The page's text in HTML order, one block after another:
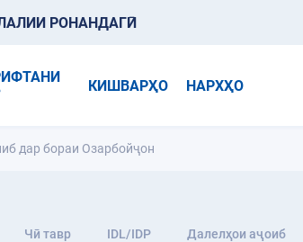
РОНАНДАГӢ
КИШВАРҲО НАРХҲО
дар бораи Озарбойҷон
Чӣ тавр IDL/IDP Далелҳои аҷоиб